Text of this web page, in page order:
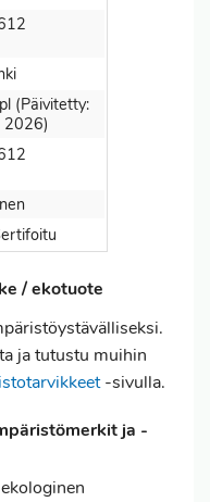
(Päivitetty:
/ ekotuote
ja tutustu muihin
-sivulla.
ja -